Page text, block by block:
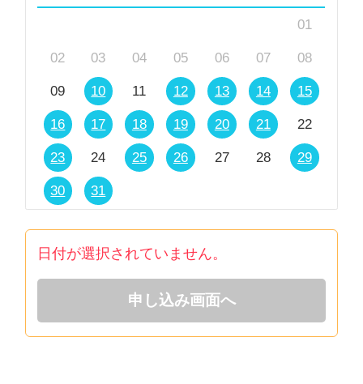
01
02 03 04 05 06 07 08
09 10 11 12 13 14 15
16 17 18 19 20 21 22
23 24 25 26 27 28 29
30 31
日付が選択されていません。
申し込み画面へ